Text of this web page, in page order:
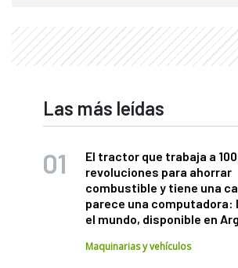
Las más leídas
El tractor que trabaja a
revoluciones para ahorrar
combustible y tiene una
parece una computadora:
el mundo, disponible en
Maquinarias y vehículos